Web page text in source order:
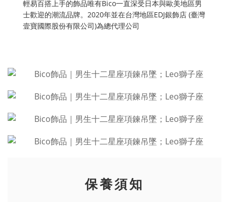
輕易百搭上手的飾品唯有Bico一直深受日本與歐美地區男
士歡迎的潮流品牌。2020年並在台灣地區EDJ銀飾店 (臺灣
壹寶國際股份有限公司)為總代理公司
保養須知